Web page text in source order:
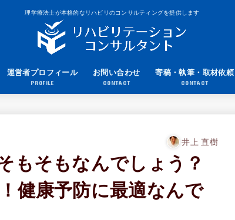
理学療法士が本格的なリハビリのコンサルティングを提供します
運営者プロフィール
PROFILE
お問い合わせ
CONTACT
寄稿・執筆・取材依頼
CONTACT
井上 直樹
もそもなんでしょう？
健康予防に最適なんで